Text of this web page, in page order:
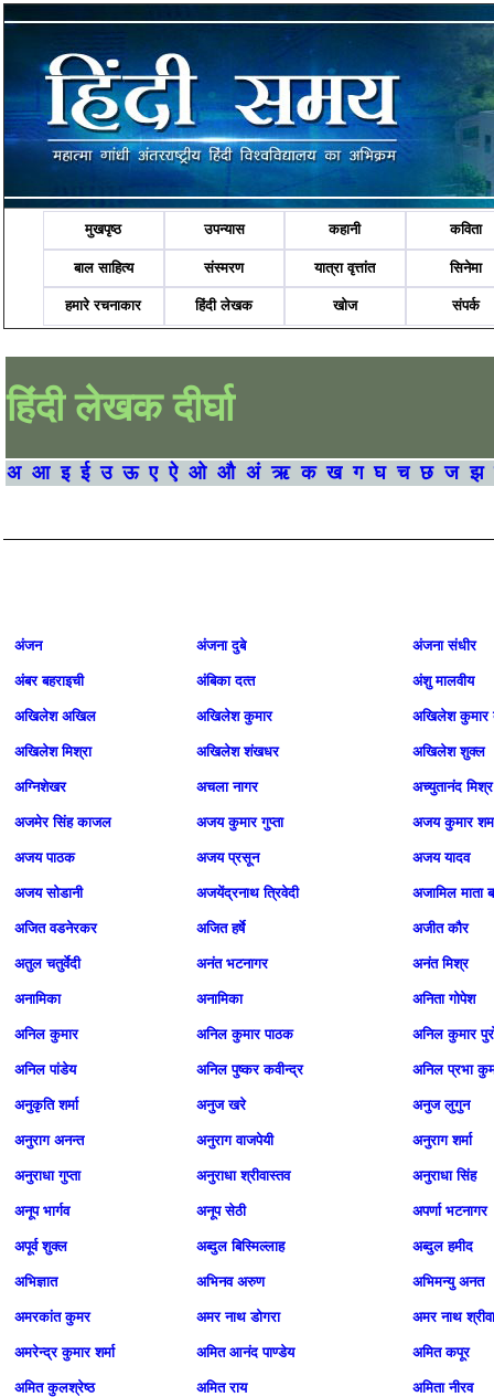
मुखपृष्ठ उपन्यास कहानी कविता
बाल साहित्य संस्मरण यात्रा वृत्तांत सिनेमा
हमारे रचनाकार हिंदी लेखक खोज संपर्क
हिंदी लेखक दीर्घा
अ आ इ ई उ ऊ ए ऐ ओ औ अं ऋ क ख ग घ च छ ज झ
अंजन अंजना दुबे अंजना संधीर
अंबर बहराइची अंबिका दत्‍त अंशु मालवीय
अखिलेश अखिल अखिलेश कुमार अखिलेश कुमार
अखिलेश मिश्रा अखिलेश शंखधर अखिलेश शुक्ल
अग्निशेखर अचला नागर अच्युतानंद मिश्र
अजमेर सिंह काजल अजय कुमार गुप्ता अजय कुमार
अजय पाठक अजय प्रसून अजय यादव
अजय सोडानी अजयेंद्रनाथ त्रिवेदी अजामिल माता
अजित वडनेरकर अजित हर्षे अजीत कौर
अतुल चतुर्वेदी अनंत भटनागर अनंत मिश्र
अनामिका अनामिका अनिता गोपेश
अनिल कुमार अनिल कुमार पाठक अनिल कुमार
अनिल पांडेय अनिल पुष्‍कर कवीन्द्र अनिल प्रभा
अनुकृति शर्मा अनुज खरे अनुज लुगुन
अनुराग अनन्त अनुराग वाजपेयी अनुराग शर्मा
अनुराधा गुप्ता अनुराधा श्रीवास्तव अनुराधा सिंह
अनूप भार्गव अनूप सेठी अपर्णा भटनागर
अपूर्व शुक्ल अब्दुल बिस्मिल्लाह अब्दुल हमीद
अभिज्ञात अभिनव अरुण अभिमन्यु अनत
अमरकांत कुमर अमर नाथ डोगरा अमर नाथ
अमरेन्द्र कुमार शर्मा अमित आनंद पाण्डेय अमित कपूर
अमित कुलश्रेष्ठ अमित राय अमिता नीरव